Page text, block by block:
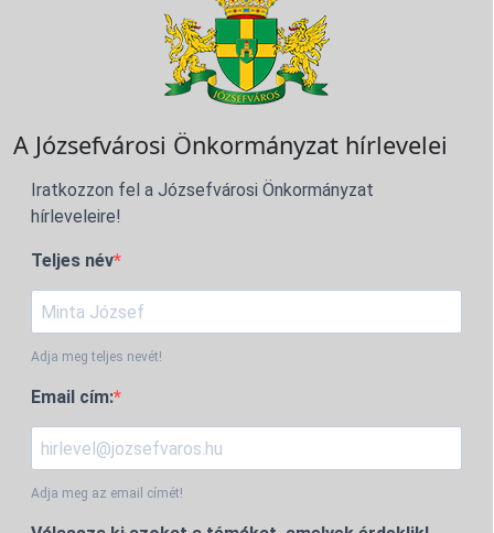
A Józsefvárosi Önkormányzat hírlevelei
Iratkozzon fel a Józsefvárosi Önkormányzat
hírleveleire!
Teljes név
Adja meg teljes nevét!
Email cím:
Adja meg az email címét!